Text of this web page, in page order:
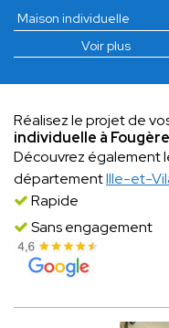
Voir plus
Réalisez le projet de
individuelle à
Découvrez également
départementIlle-et-
Rapide
Sans engagement